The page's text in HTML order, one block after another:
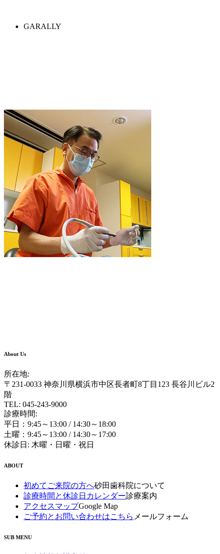
GARALLY
About Us
所在地:
〒231-0033 神奈川県横浜市中区長者町8丁目123 長谷川ビル2
階
TEL: 045-243-9000
診療時間:
平日：9:45～13:00 / 14:30～18:00
土曜：9:45～13:00 / 14:30～17:00
休診日: 木曜・日曜・祝日
ABOUT
初めてご来院の方へ砂田歯科院について
診療時間と休診日カレンダー診療案内
アクセスマップGoogle Map
ご予約とお問い合わせはこちら メールフォーム
SUB MENU